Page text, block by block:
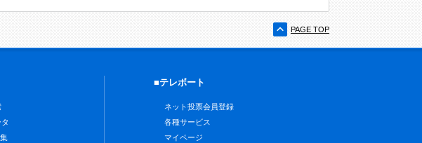
PAGE TOP
■テレボート
ネット投票会員登録
各種サービス
マイページ